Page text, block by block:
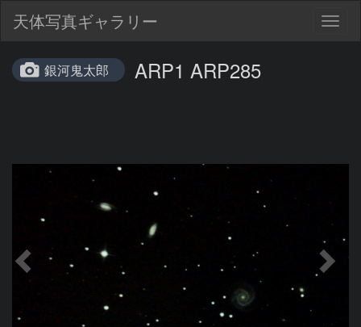
天体写真ギャラリー
銀河鬼太郎 ARP1 ARP285